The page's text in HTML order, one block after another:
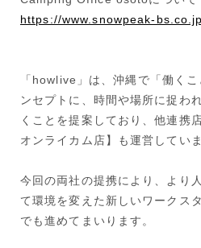
https://www.snowpeak-
「howlive」は、沖縄で「働く
ンセプトに、時間や場所に捉わ
くことを提案しており、他連携
オンライカム店】も運営していま
今回の両社の提携により、より
て環境を変えた新しいワークス
でも進めてまいります。